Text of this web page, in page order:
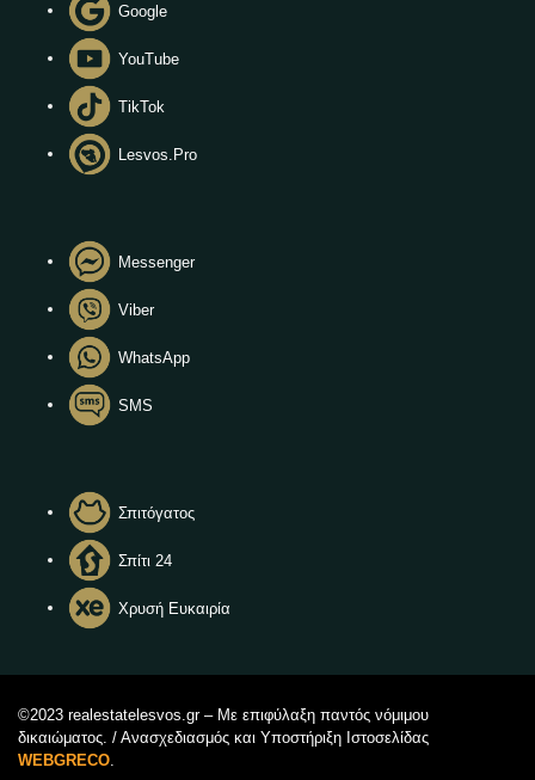
Google
YouTube
TikTok
Lesvos.Pro
Messenger
Viber
WhatsApp
SMS
Σπιτόγατος
Σπίτι 24
Χρυσή Ευκαιρία
©2023 realestatelesvos.gr – Με επιφύλαξη παντός νόμιμου
δικαιώματος. / Ανασχεδιασμός και Υποστήριξη Ιστοσελίδας
WEBGRECO.